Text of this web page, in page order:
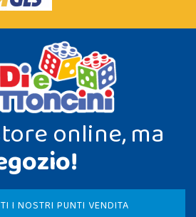
online, ma
I NOSTRI PUNTI VENDITA